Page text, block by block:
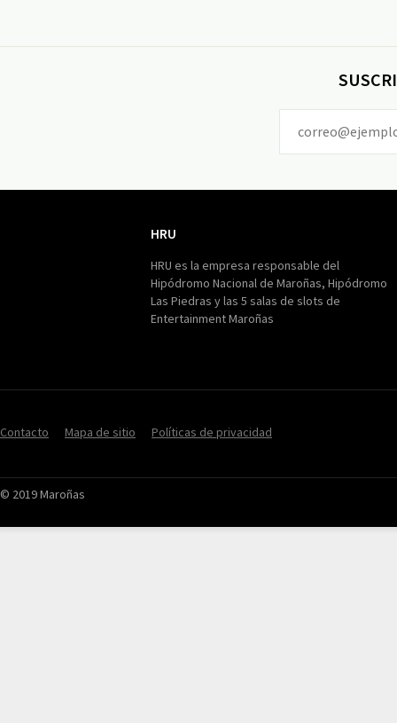
HRU
HRU es la empresa responsable del
Hipódromo Nacional de Maroñas, Hipódromo
Las Piedras y las 5 salas de slots de
Entertainment Maroñas
Contacto Mapa de sitio Políticas de privacidad
© 2019 Maroñas